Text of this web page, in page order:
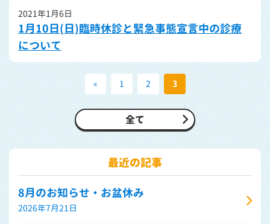
2021年1月6日
1月10日(日)臨時休診と緊急事態宣言中の診療
について
« 1 2 3
全て
最近の記事
8月のお知らせ・お盆休み
2026年7月21日